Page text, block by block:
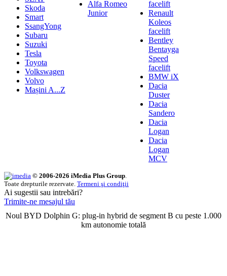
Skoda
Smart
SsangYong
Subaru
Suzuki
Tesla
Toyota
Volkswagen
Volvo
Mașini A...Z
Alfa Romeo
Junior
facelift
Renault
Koleos
facelift
Bentley
Bentayga
Speed
facelift
BMW iX
Dacia
Duster
Dacia
Sandero
Dacia
Logan
Dacia
Logan
MCV
© 2006-2026 iMedia Plus Group.
Toate drepturile rezervate. Termeni şi condiţii
Ai sugestii sau intrebări?
Trimite-ne mesajul tău
Noul BYD Dolphin G: plug-in hybrid de segment B cu peste 1.000
km autonomie totală